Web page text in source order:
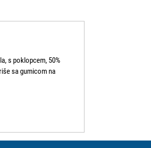
s poklopcem, 50%
sa gumicom na